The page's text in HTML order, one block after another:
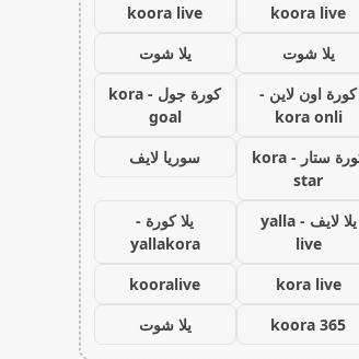
koora live
koora live
يلا شوت
يلا شوت
كورة اون لاين -
kora onli
كورة جول - kora
goal
كورة ستار - kora
star
سوريا لايف
يلا لايف - yalla
live
يلا كورة -
yallakora
kora live
kooralive
koora 365
يلا شوت